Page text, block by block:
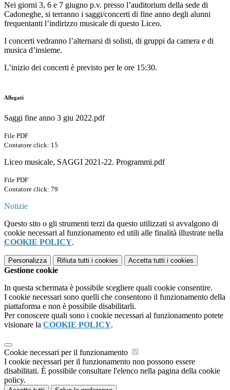
Nei giorni 3, 6 e 7 giugno p.v. presso l’auditorium della sede di
Cadoneghe, si terranno i saggi/concerti di fine anno degli alunni
frequentanti l’indirizzo musicale di questo Liceo.
I concerti vedranno l’alternarsi di solisti, di gruppi da camera e di
musica d’insieme.
L’inizio dei concerti è previsto per le ore 15:30.
Allegati
Saggi fine anno 3 giu 2022.pdf
File PDF
Contatore click: 15
Liceo musicale, SAGGI 2021-22. Programmi.pdf
File PDF
Contatore click: 79
Notizie
Questo sito o gli strumenti terzi da questo utilizzati si avvalgono di
cookie necessari al funzionamento ed utili alle finalità illustrate nella
COOKIE POLICY.
Personalizza Rifiuta tutti i cookies Accetta tutti i cookies
Gestione cookie
In questa schermata è possibile scegliere quali cookie consentire.
I cookie necessari sono quelli che consentono il funzionamento della
piattaforma e non è possibile disabilitarli.
Per conoscere quali sono i cookie necessari al funzionamento potete
visionare la COOKIE POLICY.
Cookie necessari per il funzionamento
I cookie necessari per il funzionamento non possono essere
disabilitati. È possibile consultare l'elenco nella pagina della cookie
policy.